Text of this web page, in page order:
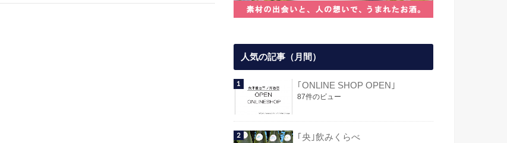
人気の記事（月間）
｢ONLINE SHOP OPEN｣
87件のビュー
｢央｣飲みくらべ